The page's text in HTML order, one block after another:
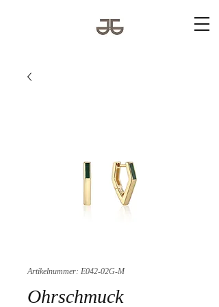
Artikelnummer: E042-02G-M
Ohrschmuck